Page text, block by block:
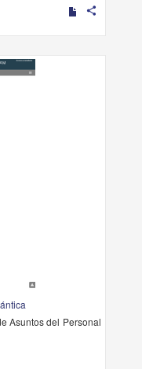
share
Asuntos del Personal